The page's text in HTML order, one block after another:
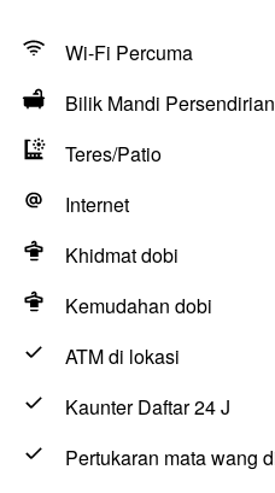
Wi-Fi Percuma
Bilik Mandi Persendirian
Teres/Patio
Internet
Khidmat dobi
Kemudahan dobi
ATM di lokasi
Kaunter Daftar 24 J
Pertukaran mata wang